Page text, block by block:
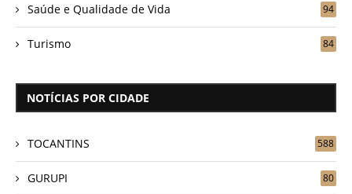
Saúde e Qualidade de Vida 94
Turismo 84
NOTÍCIAS POR CIDADE
TOCANTINS 588
GURUPI 80